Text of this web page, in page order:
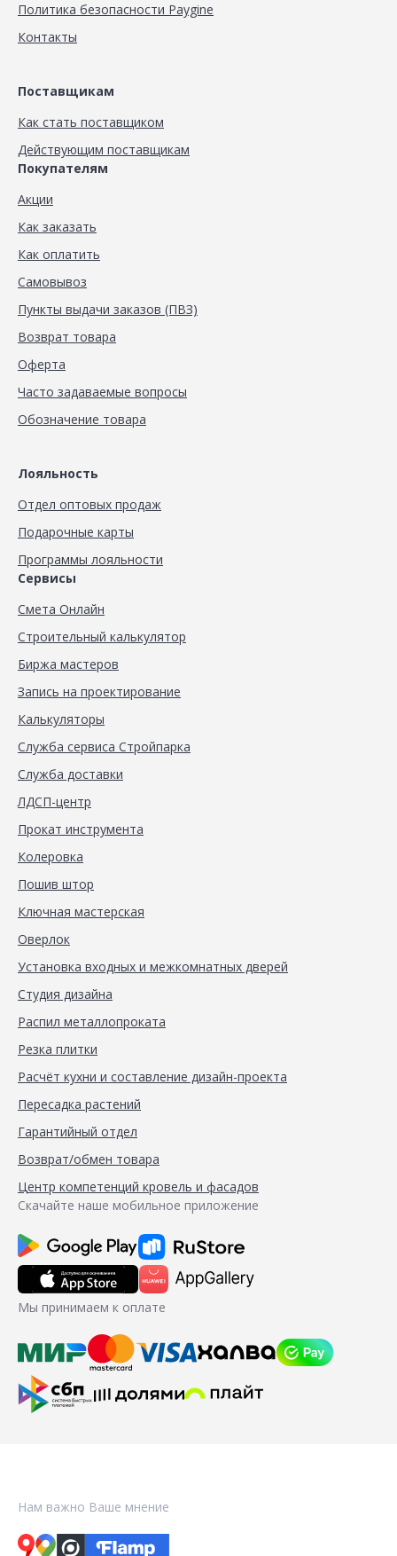
Политика безопасности Paygine
Контакты
Поставщикам
Как стать поставщиком
Действующим поставщикам
Покупателям
Акции
Как заказать
Как оплатить
Самовывоз
Пункты выдачи заказов (ПВЗ)
Возврат товара
Оферта
Часто задаваемые вопросы
Обозначение товара
Лояльность
Отдел оптовых продаж
Подарочные карты
Программы лояльности
Сервисы
Смета Онлайн
Строительный калькулятор
Биржа мастеров
Запись на проектирование
Калькуляторы
Служба сервиса Стройпарка
Служба доставки
ЛДСП-центр
Прокат инструмента
Колеровка
Пошив штор
Ключная мастерская
Оверлок
Установка входных и межкомнатных дверей
Студия дизайна
Распил металлопроката
Резка плитки
Расчёт кухни и составление дизайн-проекта
Пересадка растений
Гарантийный отдел
Возврат/обмен товара
Центр компетенций кровель и фасадов
Скачайте наше мобильное приложение
Мы принимаем к оплате
Нам важно Ваше мнение